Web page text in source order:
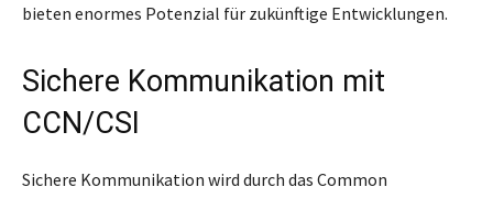
bieten enormes Potenzial für zukünftige Entwicklungen.
Sichere Kommunikation mit
CCN/CSI
Sichere Kommunikation wird durch das Common